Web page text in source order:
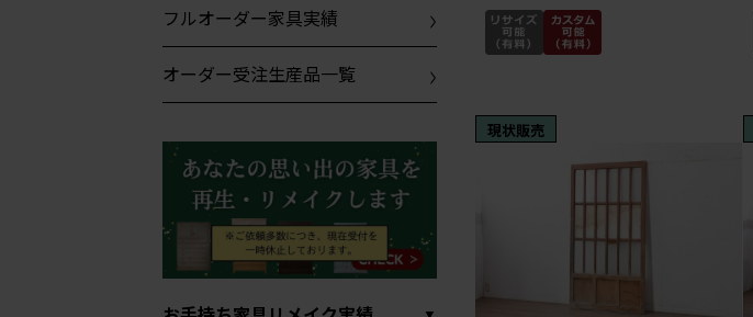
フルオーダー家具実績
オーダー受注生産品一覧
現状販売